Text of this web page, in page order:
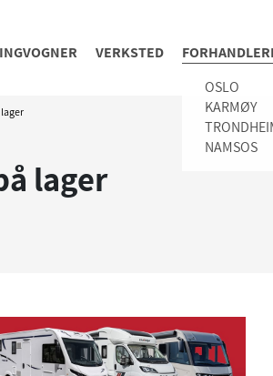
VERKSTED
OSLO
KARMØY
NAMSOS
lager